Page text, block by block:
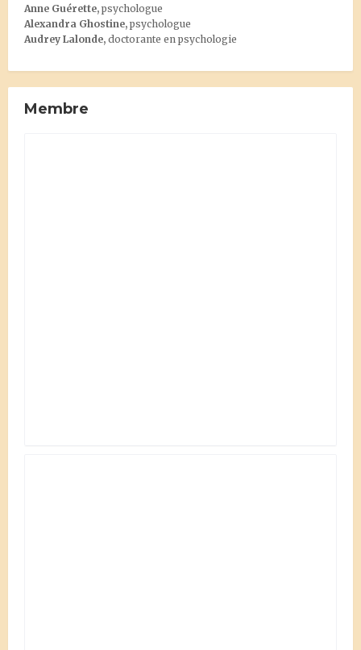
Anne Guérette, psychologue
Alexandra Ghostine, psychologue
Audrey Lalonde, doctorante en psychologie
Membre